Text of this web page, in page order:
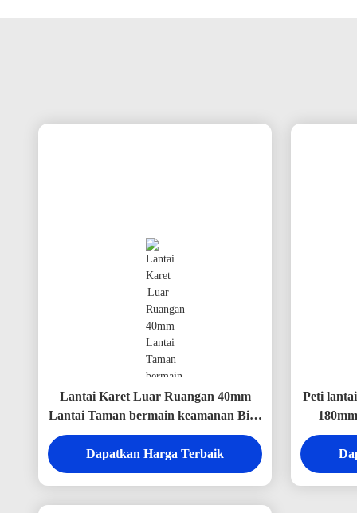
Lantai Karet Luar Ruangan 40mm
Lantai Taman bermain keamanan Biru
/ Hijau
Dapatkan Harga Terbaik
Peti